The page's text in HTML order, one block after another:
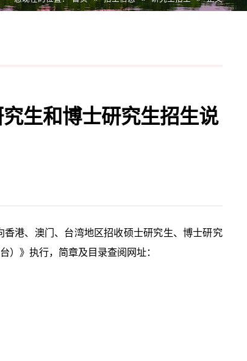
生和博士研究生招生说
港、澳门、台湾地区招收硕士研究生、博士研究
）》执行，简章及目录查阅网址：